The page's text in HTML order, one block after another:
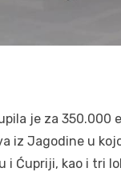
je za 350.000
iz Jagodine u
i Ćupriji, kao i tri